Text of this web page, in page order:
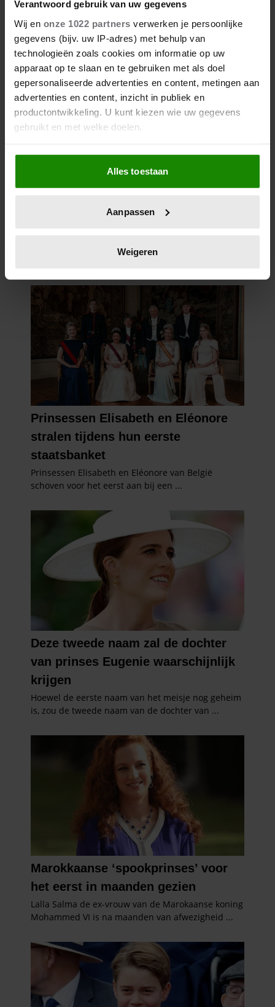
Verantwoord gebruik van uw gegevens
Wij en onze 1022 partners verwerken je persoonlijke
gegevens (bijv. uw IP-adres) met behulp van
technologieën zoals cookies om informatie op uw
apparaat op te slaan en te gebruiken met als doel
gepersonaliseerde advertenties en content, metingen aan
advertenties en content, inzicht in publiek en
productontwikkeling. U kunt kiezen wie uw gegevens
gebruikt en met welke doelen.
Als u het toestaat, willen we ook graag:
Informatie verzamelen over uw geografische
locatie, die tot een paar meter nauwkeurig kan zijn
scannen op specifieke eigenschappen (fingerprinting)
verwerkt en stel uw voorkeuren in het
intrekken in de Cookieverklaring.
We gebruiken cookies om content en advertenties te
personaliseren, om functies voor social media te bieden
en om ons websiteverkeer te analyseren. Ook delen we
informatie over uw gebruik van onze site met onze
partners voor social media, adverteren en analyse. Deze
partners kunnen deze gegevens combineren met andere
informatie die u aan ze heeft verstrekt of die ze hebben
verzameld op basis van uw gebruik van hun services. U
gebruiken.
Alles toestaan
Aanpassen
Weigeren
BIJZONDER: PRINSES BEATRIX
ZIET NA 88 JAAR HAAR
VERDWENEN WIEG TERUG